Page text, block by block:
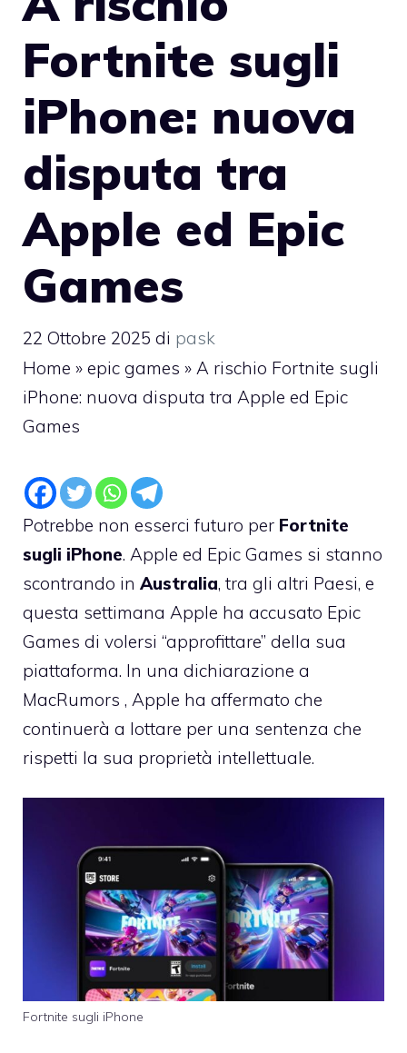
Fortnite sugli
iPhone: nuova
disputa tra
Apple ed Epic
Games
22 Ottobre 2025 di pask
Home » epic games » A rischio Fortnite sugli
iPhone: nuova disputa tra Apple ed Epic
Games
Potrebbe non esserci futuro per Fortnite
sugli iPhone. Apple ed Epic Games si stanno
scontrando in Australia, tra gli altri Paesi, e
questa settimana Apple ha accusato Epic
Games di volersi “approfittare” della sua
piattaforma. In una dichiarazione a
MacRumors , Apple ha affermato che
continuerà a lottare per una sentenza che
rispetti la sua proprietà intellettuale.
Fortnite sugli iPhone